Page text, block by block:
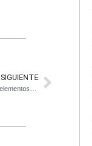
SIGUIENTE